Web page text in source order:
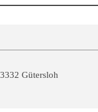
Gütersloh